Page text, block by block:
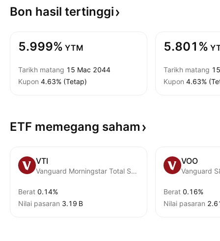
Bon hasil tertinggi
5.999% YTM
Tarikh matang 15 Mac 2044
Kupon 4.63% (Tetap)
5.801%
Tarikh matang
Kupon 4.63%
ETF memegang saham
VTI
Vanguard Morningstar Total Stock Market ETF
Berat 0.14%
Nilai pasaran ‪3.19 B‬
VOO
Vanguard
Berat 0.16%
Nilai pasaran